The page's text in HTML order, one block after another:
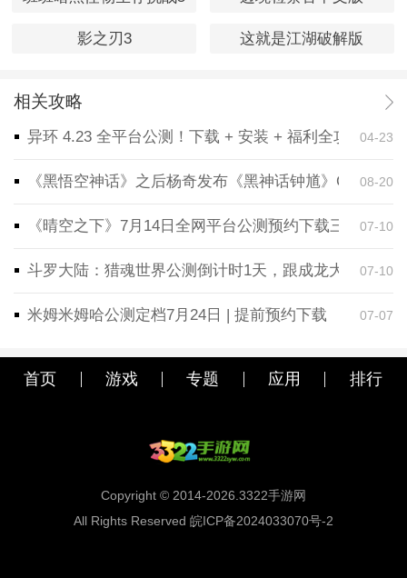
影之刃3 这就是江湖破解版
相关攻略
异环 4.23 全平台公测！下载 + 安装 + 福利全攻略，一
04-23
《黑悟空神话》之后杨奇发布《黑神话钟馗》CG！预
08-20
《晴空之下》7月14日全网平台公测预约下载三端同步
07-10
斗罗大陆：猎魂世界公测倒计时1天，跟成龙大哥一起
07-10
米姆米姆哈公测定档7月24日 | 提前预约下载 07-07
首页 游戏 专题 应用 排行
Copyright © 2014-2026.3322手游网
All Rights Reserved 皖ICP备2024033070号-2